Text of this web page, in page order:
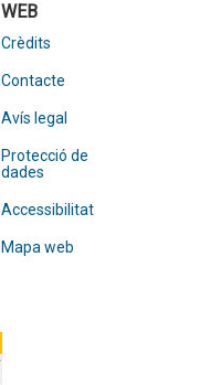
WEB
Crèdits
Contacte
Avís legal
Protecció de
dades
Accessibilitat
Mapa web